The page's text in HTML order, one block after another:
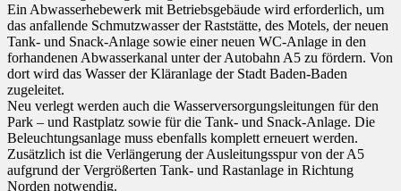
Ein Abwasserhebewerk mit Betriebsgebäude wird erforderlich, um
das anfallende Schmutzwasser der Raststätte, des Motels, der neuen
Tank- und Snack-Anlage sowie einer neuen WC-Anlage in den
forhandenen Abwasserkanal unter der Autobahn A5 zu fördern. Von
dort wird das Wasser der Kläranlage der Stadt Baden-Baden
zugeleitet.
Neu verlegt werden auch die Wasserversorgungsleitungen für den
Park – und Rastplatz sowie für die Tank- und Snack-Anlage. Die
Beleuchtungsanlage muss ebenfalls komplett erneuert werden.
Zusätzlich ist die Verlängerung der Ausleitungsspur von der A5
aufgrund der Vergrößerten Tank- und Rastanlage in Richtung
Norden notwendig.